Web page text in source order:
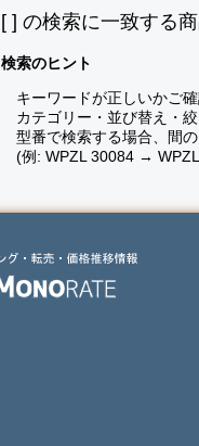
[ ] の検索に一致する
検索のヒント
キーワードが正しいかご確
カテゴリー・並び替え・
型番で検索する場合、間
(例: WPZL 30084 →